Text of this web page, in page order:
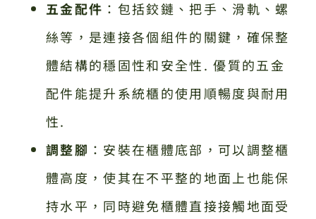
五金配件 ：包括鉸鏈、把手、滑軌、螺
絲等，是連接各個組件的關鍵，確保整
體結構的穩固性和安全性. 優質的五金
配件能提升系統櫃的使用順暢度與耐用
性.
調整腳 ：安裝在櫃體底部，可以調整櫃
體高度，使其在不平整的地面上也能保
持水平，同時避免櫃體直接接觸地面受